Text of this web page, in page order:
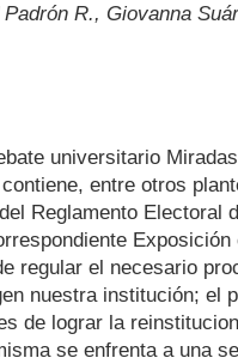
R., Giovanna
universitario
entre otros
Reglamento Electoral
regular el necesario
nuestra institución; el
de lograr la
se enfrenta a una